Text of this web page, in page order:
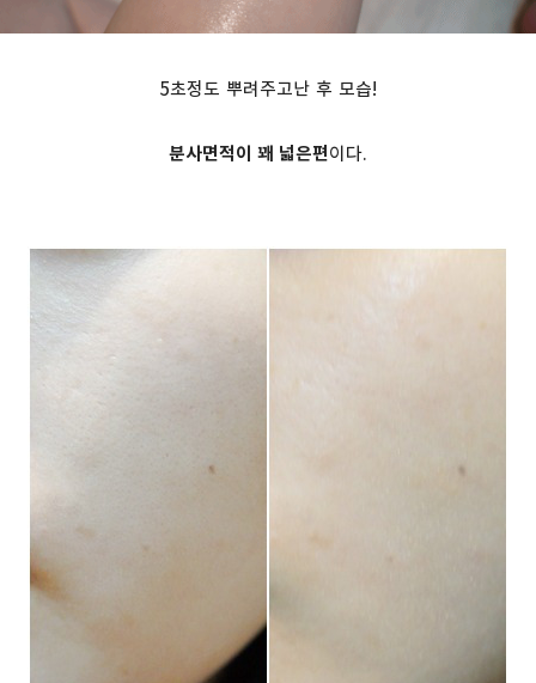
5초정도 뿌려주고난 후 모습!
분사면적이 꽤 넓은편이다.